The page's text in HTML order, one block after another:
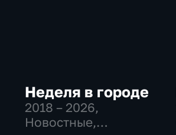
Неделя в городе
2018 – 2026,
Новостные,